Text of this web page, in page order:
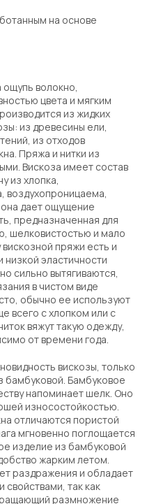
на основе
волокно,
цвета и мягким
из жидких
из древесины ели,
из отходов
Пряжа и нитки из
Вискоза имеет состав
из хлопка,
воздухопроницаема,
дает ощущение
предназначенная для
шелковистостью и мало
пряжи есть и
низкой эластичности
сильно вытягиваются,
в чистом виде
обычно ее используют
всего с хлопком или с
вяжут такую одежду,
от времени года.
вискозы, только
бамбуковой. Бамбуковое
напоминает шелк. Оно
износостойкостью.
отличаются пористой
мгновенно поглощается
изделие из бамбуковой
жарким летом.
раздражения и обладает
так как
размножение